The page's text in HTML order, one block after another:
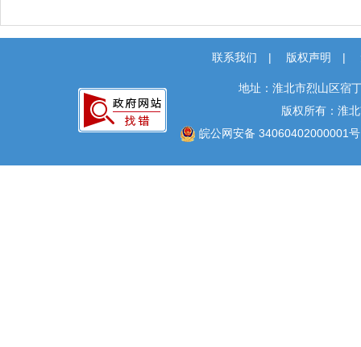
联系我们 | 版权声明 |
地址：淮北市烈山区宿
版权所有：淮
皖公网安备 34060402000001号